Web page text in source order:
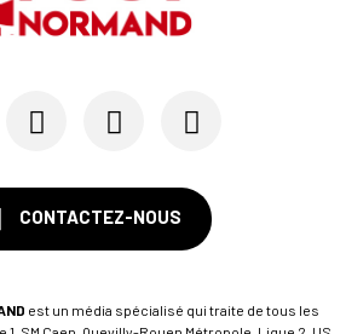
CONTACTEZ-NOUS
est un média spécialisé qui traite de tous les